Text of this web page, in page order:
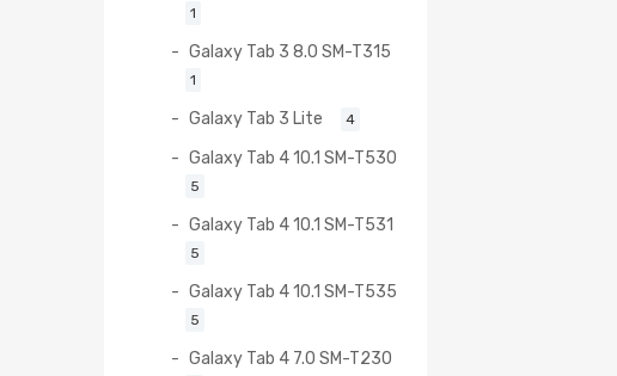
1
Galaxy Tab 3 8.0 SM-T315
1
Galaxy Tab 3 Lite 4
Galaxy Tab 4 10.1 SM-T530
5
Galaxy Tab 4 10.1 SM-T531
5
Galaxy Tab 4 10.1 SM-T535
5
Galaxy Tab 4 7.0 SM-T230